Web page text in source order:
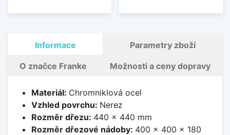
Informace Parametry zboží
O značce Franke Možnosti a ceny dopravy
Materiál: Chromniklová ocel
Vzhled povrchu: Nerez
Rozměr dřezu: 440 x 440 mm
Rozměr dřezové nádoby: 400 x 400 x 180